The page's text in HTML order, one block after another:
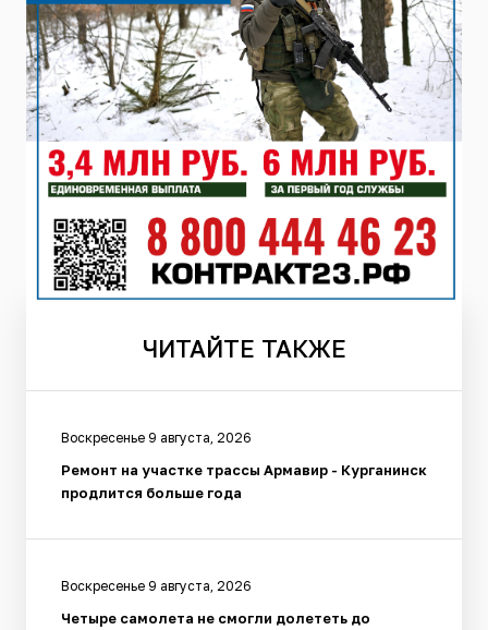
ЧИТАЙТЕ ТАКЖЕ
Воскресенье 9 августа, 2026
Ремонт на участке трассы Армавир - Курганинск
продлится больше года
Воскресенье 9 августа, 2026
Четыре самолета не смогли долететь до